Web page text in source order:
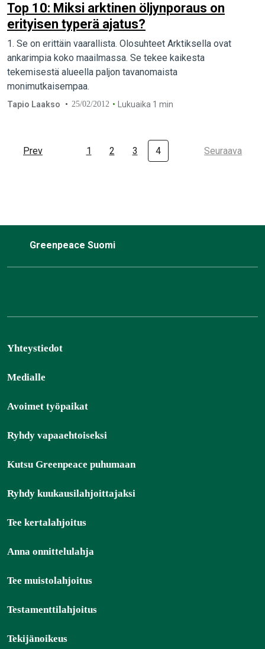
Top 10: Miksi arktinen öljynporaus on
erityisen typerä ajatus?
1. Se on erittäin vaarallista. Olosuhteet Arktiksella ovat
ankarimpia koko maailmassa. Se tekee kaikesta
tekemisestä alueella paljon tavanomaista
monimutkaisempaa.
Tapio Laakso 25/02/2012 Lukuaika 1 min
Prev 1 2 3 4 Seuraava
Greenpeace Suomi
Yhteystiedot
Medialle
Avoimet työpaikat
Ryhdy vapaaehtoiseksi
Kutsu Greenpeace puhumaan
Ryhdy kuukausilahjoittajaksi
Tee kertalahjoitus
Anna onnittelulahja
Tee muistolahjoitus
Testamenttilahjoitus
Tekijänoikeus